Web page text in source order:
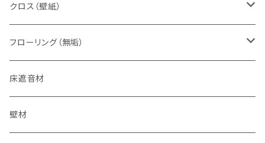
無垢材専用
下地処理材
珪藻土塗り壁
特別な事情の追加用色粉
漆喰塗り壁
カオリンの壁
クロス（壁紙）
でんぷん糊
フローリング（無垢）
接着剤
床暖房用
床遮音材
壁材